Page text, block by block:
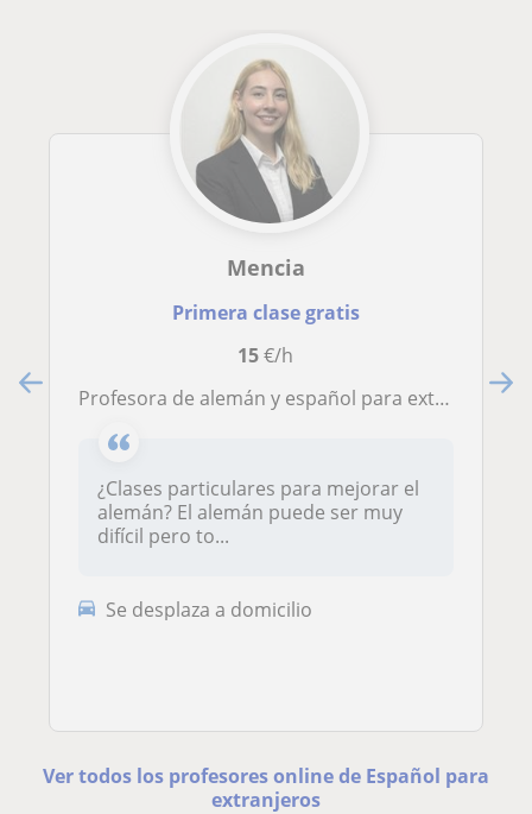
Mencia
Primera clase gratis
15€/h
Profesora de alemán y español para extranjeros, soy estudiante de hispano-alemán, de la Complutense y de la Universität von Regensburg
¿Clases particulares para mejorar el
alemán? El alemán puede ser muy
difícil pero to...
Se desplaza a domicilio
Ver todos los profesores online de Español para
extranjeros